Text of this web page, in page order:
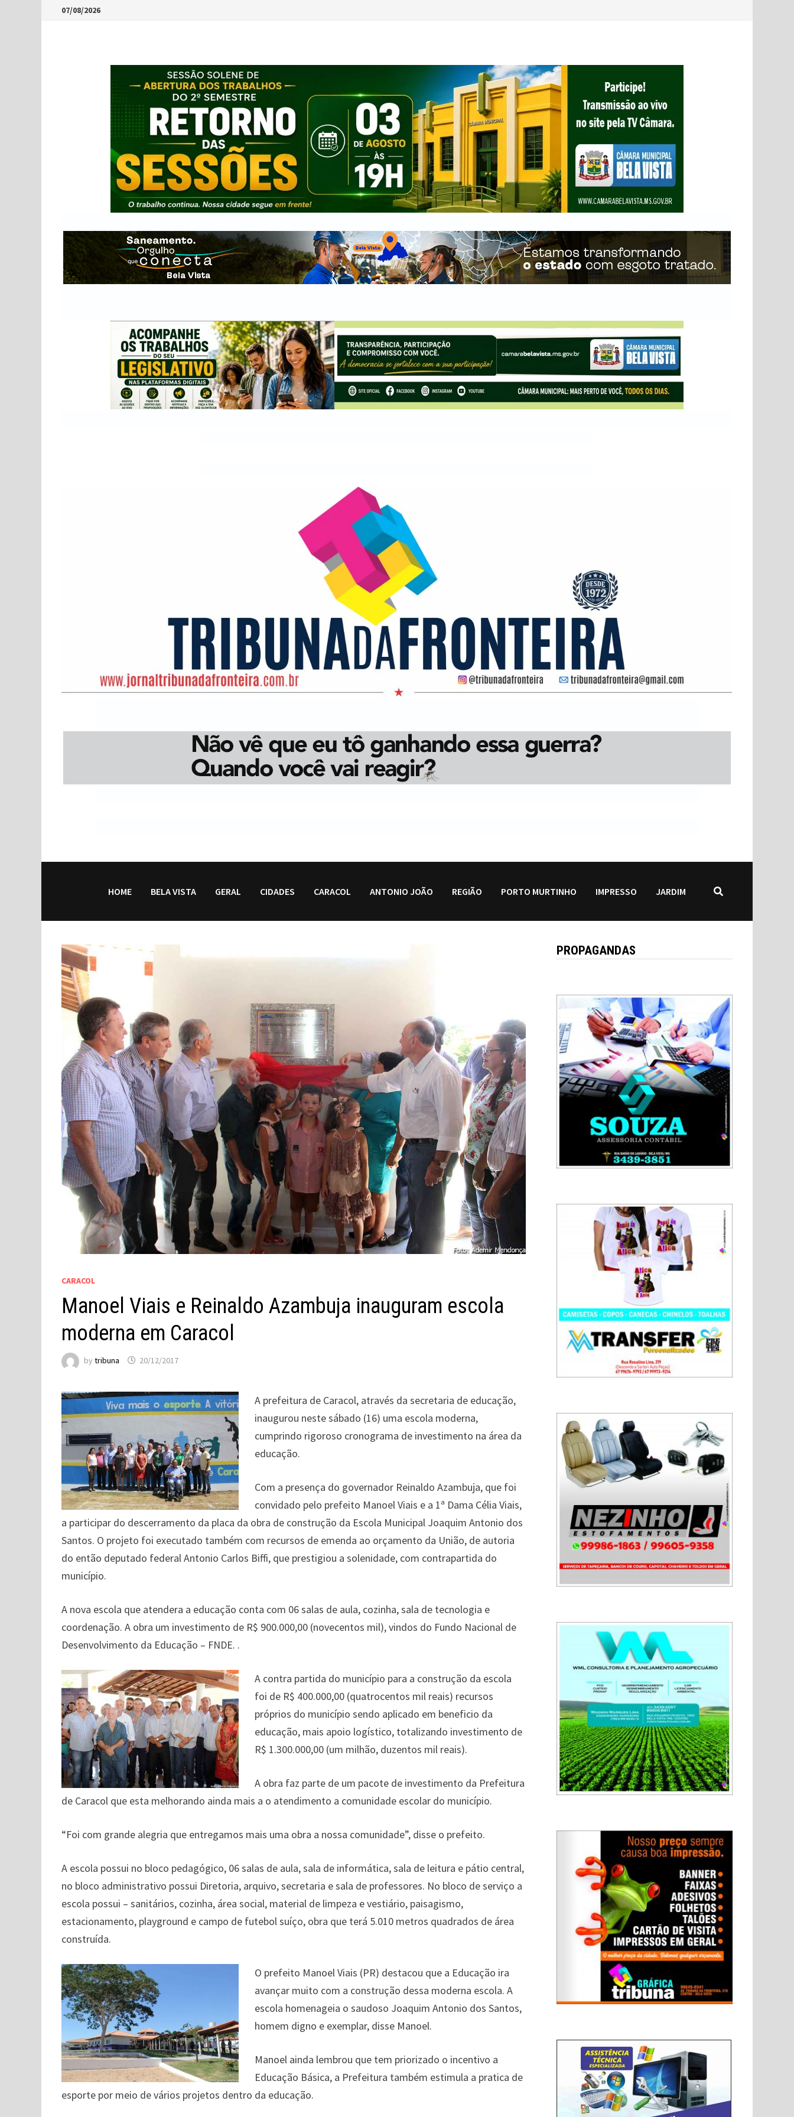
07/08/2026
HOME BELA VISTA GERAL CIDADES CARACOL ANTONIO JOÃO REGIÃO PORTO MURTINHO IMPRESSO JARDIM
CARACOL
Manoel Viais e Reinaldo Azambuja inauguram escola
moderna em Caracol
bytribuna 20/12/2017
A prefeitura de Caracol, através da secretaria de educação,
inaugurou neste sábado (16) uma escola moderna,
cumprindo rigoroso cronograma de investimento na área da
educação.
Com a presença do governador Reinaldo Azambuja, que foi
convidado pelo prefeito Manoel Viais e a 1ª Dama Célia Viais,
a participar do descerramento da placa da obra de construção da Escola Municipal Joaquim Antonio dos
Santos. O projeto foi executado também com recursos de emenda ao orçamento da União, de autoria
do então deputado federal Antonio Carlos Biffi, que prestigiou a solenidade, com contrapartida do
município.
A nova escola que atendera a educação conta com 06 salas de aula, cozinha, sala de tecnologia e
coordenação. A obra um investimento de R$ 900.000,00 (novecentos mil), vindos do Fundo Nacional de
Desenvolvimento da Educação – FNDE. .
A contra partida do município para a construção da escola
foi de R$ 400.000,00 (quatrocentos mil reais) recursos
próprios do município sendo aplicado em beneficio da
educação, mais apoio logístico, totalizando investimento de
R$ 1.300.000,00 (um milhão, duzentos mil reais).
A obra faz parte de um pacote de investimento da Prefeitura
de Caracol que esta melhorando ainda mais a o atendimento a comunidade escolar do município.
“Foi com grande alegria que entregamos mais uma obra a nossa comunidade”, disse o prefeito.
A escola possui no bloco pedagógico, 06 salas de aula, sala de informática, sala de leitura e pátio central,
no bloco administrativo possui Diretoria, arquivo, secretaria e sala de professores. No bloco de serviço a
escola possui – sanitários, cozinha, área social, material de limpeza e vestiário, paisagismo,
estacionamento, playground e campo de futebol suíço, obra que terá 5.010 metros quadrados de área
construída.
O prefeito Manoel Viais (PR) destacou que a Educação ira
avançar muito com a construção dessa moderna escola. A
escola homenageia o saudoso Joaquim Antonio dos Santos,
homem digno e exemplar, disse Manoel.
Manoel ainda lembrou que tem priorizado o incentivo a
Educação Básica, a Prefeitura também estimula a pratica de
esporte por meio de vários projetos dentro da educação.
PROPAGANDAS